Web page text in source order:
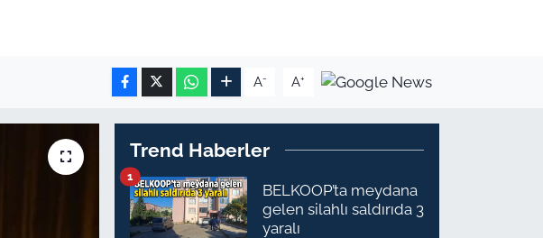
A- A+
Trend Haberler
BELKOOP’ta meydana
gelen silahlı saldırıda 3
yaralı
1